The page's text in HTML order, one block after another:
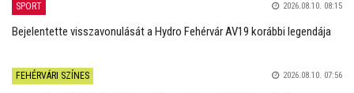
SPORT 2026.08.10. 08:15
Bejelentette visszavonulását a Hydro Fehérvár AV19 korábbi legendája
FEHÉRVÁRI SZÍNES 2026.08.10. 07:56